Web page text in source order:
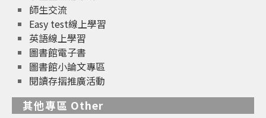
師生交流
Easy test線上學習
英語線上學習
圖書館電子書
圖書館小論文專區
閱讀存摺推廣活動
其他專區 Other